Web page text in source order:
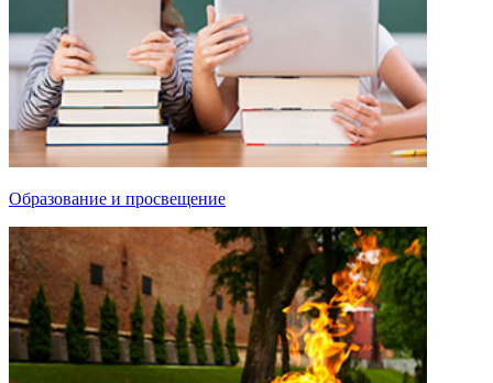
Образование и просвещение